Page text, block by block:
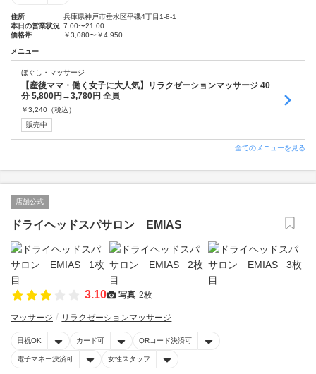
住所
兵庫県神戸市垂水区平磯4丁目1-8-1
本日の営業状況 7:00〜21:00
価格帯
￥3,080〜￥4,950
メニュー
ほぐし・マッサージ
【産後ママ・働く女子に大人気】リラクゼーションマッサージ 40
分 5,800円→3,780円 全員
￥3,240 （税込）
販売中
全てのメニューを見る
店舗公式
ドライヘッドスパサロン EMIAS
3.10 写真 2枚
マッサージ リラクゼーションマッサージ
日祝OK カード可 QRコード決済可
電子マネー決済可 女性スタッフ